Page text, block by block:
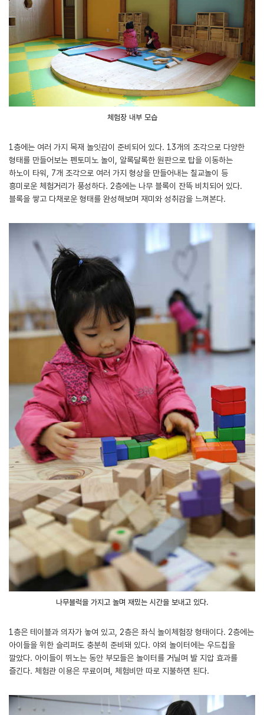
체험장 내부 모습
1층에는 여러 가지 목재 놀잇감이 준비되어 있다. 13개의 조각으로 다양한
형태를 만들어보는 펜토미노 놀이, 알록달록한 원판으로 탑을 이동하는
하노이 타워, 7개 조각으로 여러 가지 형상을 만들어내는 칠교놀이 등
흥미로운 체험거리가 풍성하다. 2층에는 나무 블록이 잔뜩 비치되어 있다.
블록을 쌓고 다채로운 형태를 완성해보며 재미와 성취감을 느껴본다.
나무블럭을 가지고 놀며 재밌는 시간을 보내고 있다.
1층은 테이블과 의자가 놓여 있고, 2층은 좌식 놀이체험장 형태이다. 2층에는
아이들을 위한 슬리퍼도 충분히 준비돼 있다. 야외 놀이터에는 우드칩을
깔았다. 아이들이 뛰노는 동안 부모들은 놀이터를 거닐며 발 지압 효과를
즐긴다. 체험관 이용은 무료이며, 체험비만 따로 지불하면 된다.